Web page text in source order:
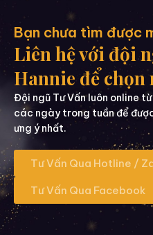
Bạn chưa tìm được
Liên hệ với đội
Hannie để chọn
Đội ngũ Tư Vấn luôn online
các ngày trong tuần để
ưng ý nhất.
Tư Vấn Qua Hotline /
Tư Vấn Qua Facebook